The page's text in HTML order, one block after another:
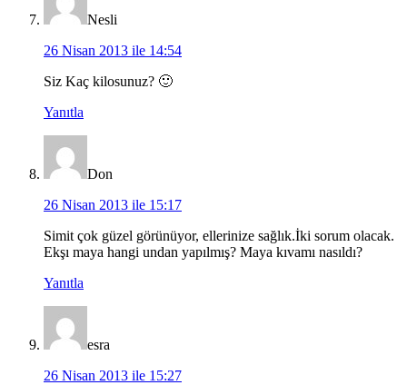
Nesli
26 Nisan 2013 ile 14:54
Siz Kaç kilosunuz? 🙂
Yanıtla
Don
26 Nisan 2013 ile 15:17
Simit çok güzel görünüyor, ellerinize sağlık.İki sorum olacak.
Ekşı maya hangi undan yapılmış? Maya kıvamı nasıldı?
Yanıtla
esra
26 Nisan 2013 ile 15:27